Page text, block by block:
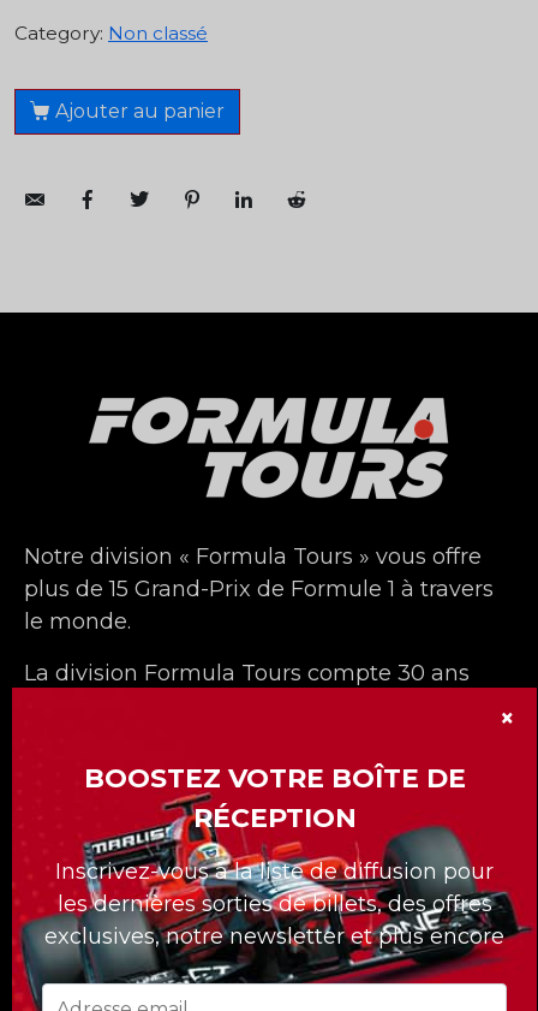
Category: Non classé
Ajouter au panier
Notre division « Formula Tours » vous offre
plus de 15 Grand-Prix de Formule 1 à travers
le monde.
La division Formula Tours compte 30 ans
Quelle que soit la course à laquelle vous
voulez assister, Formula Tours vous propose
les meilleurs billets disponibles, des hôtels
de première classe, des transferts privés au
circuit et un accès uniquement réservé aux
clients de Formula Tours !
×
BOOSTEZ VOTRE BOÎTE DE
RÉCEPTION
Inscrivez-vous à la liste de diffusion pour
les dernières sorties de billets, des offres
exclusives, notre newsletter et plus encore